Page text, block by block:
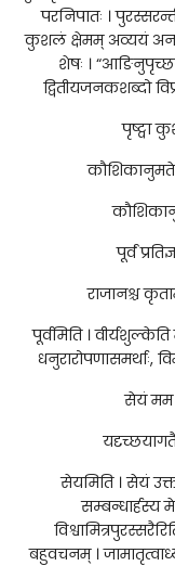
परनिपातः ।
कुशलं क्षेमम् अव्ययं
शेषः ।
द्वितीयजनकशब्दो
पृष्ट्वा
कौशिकानुमते
पूर्वं
राजानश्च
पूर्वमिति । वीर्यशुल्केति
धनुरारोपणासमर्थाः,
सेयं मम
सेयमिति । सेयं
सम्बन्धार्हस्य
बहुवचनम् ।